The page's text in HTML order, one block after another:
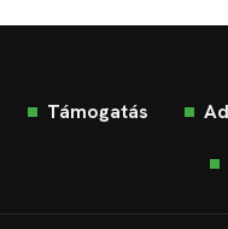
Támogatás